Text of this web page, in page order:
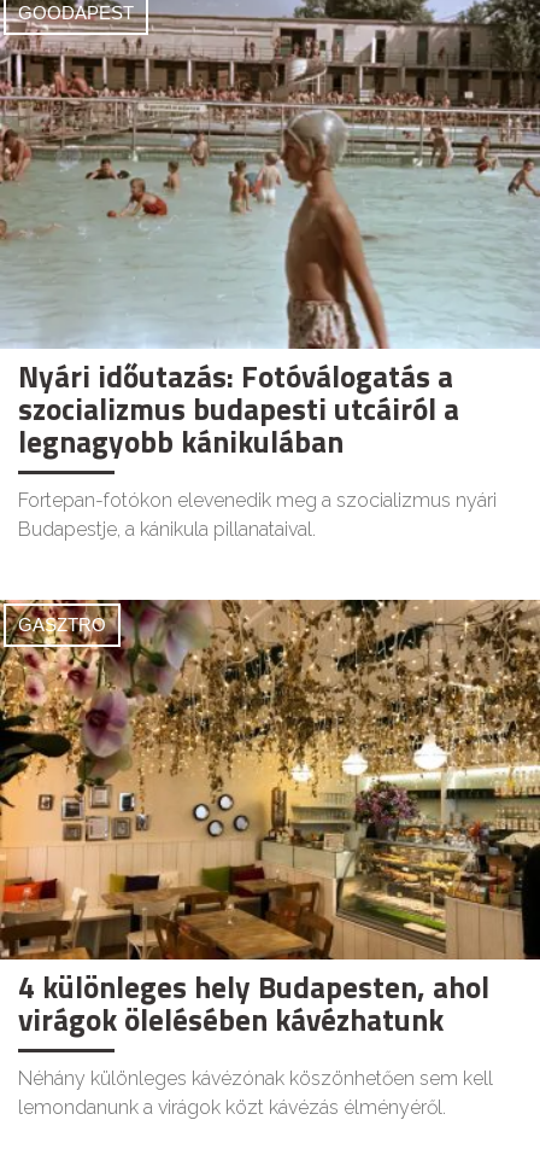
GOODAPEST
Nyári időutazás: Fotóválogatás a
szocializmus budapesti utcáiról a
legnagyobb kánikulában
Fortepan-fotókon elevenedik meg a szocializmus nyári
Budapestje, a kánikula pillanataival.
GASZTRO
4 különleges hely Budapesten, ahol
virágok ölelésében kávézhatunk
Néhány különleges kávézónak köszönhetően sem kell
lemondanunk a virágok közt kávézás élményéről.